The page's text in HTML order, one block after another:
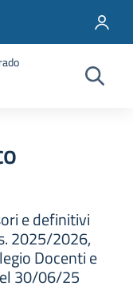
e definitivi
2025/2026,
Docenti e
30/06/25